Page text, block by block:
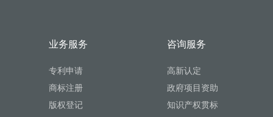
业务服务
专利申请
商标注册
版权登记
咨询服务
高新认定
政府项目资助
知识产权贯标